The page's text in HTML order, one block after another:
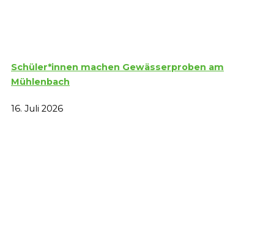
Schüler*innen machen Gewässerproben am
Mühlenbach
16. Juli 2026